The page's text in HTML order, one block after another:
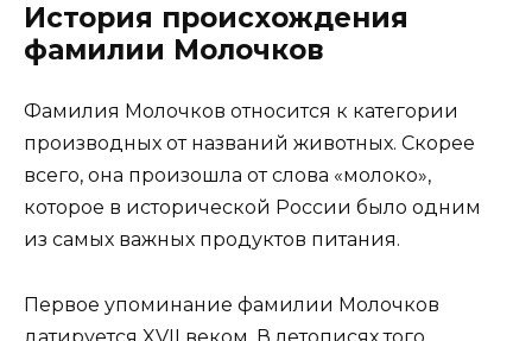
История происхождения
фамилии Молочков
Фамилия Молочков относится к категории
производных от названий животных. Скорее
всего, она произошла от слова «молоко»,
которое в исторической России было одним
из самых важных продуктов питания.
Первое упоминание фамилии Молочков
датируется XVII веком. В летописях того